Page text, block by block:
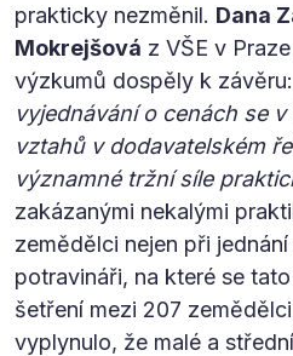
prakticky nezměnil. Dana
Mokrejšová z VŠE v
výzkumů dospěly k závěru:
vyjednávání o cenách se
vztahů v dodavatelském
významné tržní síle
zakázanými nekalými
zemědělci nejen při
potravináři, na které se
šetření mezi 207
vyplynulo, že malé a